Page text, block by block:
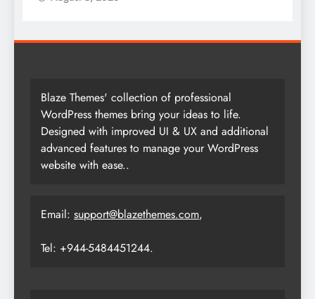
Blaze Themes' collection of professional
WordPress themes bring your ideas to life.
Designed with improved UI & UX and additional
advanced features to manage your WordPress
website with ease..
Email: support@blazethemes.com,
Tel: +944-5484451244.